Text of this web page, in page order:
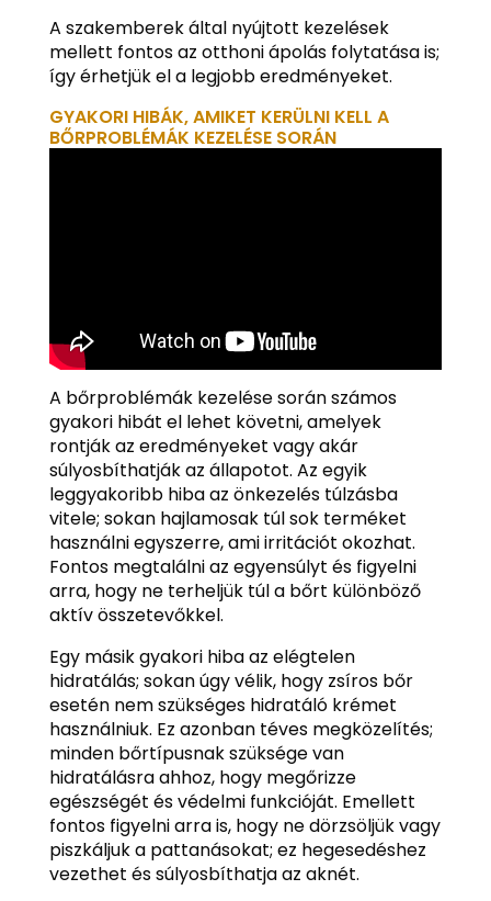
A szakemberek által nyújtott kezelések
mellett fontos az otthoni ápolás folytatása is;
így érhetjük el a legjobb eredményeket.
GYAKORI HIBÁK, AMIKET KERÜLNI KELL A
BŐRPROBLÉMÁK KEZELÉSE SORÁN
A bőrproblémák kezelése során számos
gyakori hibát el lehet követni, amelyek
rontják az eredményeket vagy akár
súlyosbíthatják az állapotot. Az egyik
leggyakoribb hiba az önkezelés túlzásba
vitele; sokan hajlamosak túl sok terméket
használni egyszerre, ami irritációt okozhat.
Fontos megtalálni az egyensúlyt és figyelni
arra, hogy ne terheljük túl a bőrt különböző
aktív összetevőkkel.
Egy másik gyakori hiba az elégtelen
hidratálás; sokan úgy vélik, hogy zsíros bőr
esetén nem szükséges hidratáló krémet
használniuk. Ez azonban téves megközelítés;
minden bőrtípusnak szüksége van
hidratálásra ahhoz, hogy megőrizze
egészségét és védelmi funkcióját. Emellett
fontos figyelni arra is, hogy ne dörzsöljük vagy
piszkáljuk a pattanásokat; ez hegesedéshez
vezethet és súlyosbíthatja az aknét.